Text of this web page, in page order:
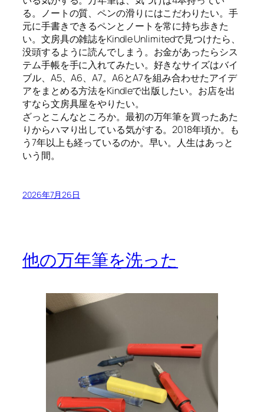
る。ノートの質、ペンの滑りにはこだわりたい。手
元に手書きできるペンとノートを常に持ち歩きた
い。文房具の雑誌をKindle Unlimitedで見つけたら、
没頭するように読んでしまう。お金があったらシス
テム手帳を手に入れてみたい。好きなサイズはバイ
ブル、A5、A6、A7。A6とA7を組み合わせたアイデ
アをまとめる方法をKindleで出版したい。お店を出
すなら文房具屋をやりたい。
ざっとこんなところか。最初の万年筆を買ったあた
りからハマり出している気がする。2018年頃か。も
う7年以上も経っているのか。早い。人生はあっと
いう間。
2026年7月26日
他の万年筆を洗った